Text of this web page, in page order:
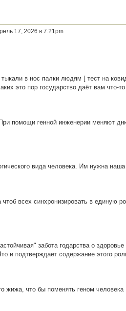
17, 2026 в 7:21pm
в нос палки людям [ тест на
это пор государство даёт вам что-
помощи генной инженерии меняют
вида человека. Им нужна наша
всех синхронизировать в единую
забота годарства о
и подтверждает содержание этого
жижа, что бы поменять геном человека